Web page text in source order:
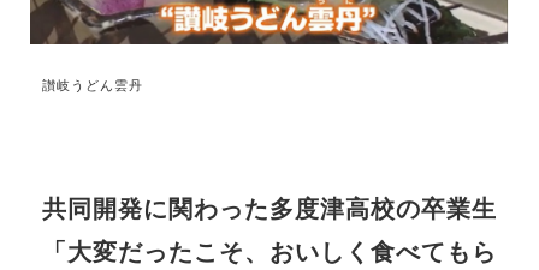
讃岐うどん雲丹
共同開発に関わった多度津高校の卒業生
「大変だったこそ、おいしく食べてもら